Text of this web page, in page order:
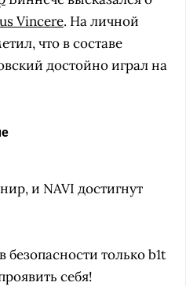
Vincere. На личной
что в составе
достойно играл на
и NAVI достигнут
безопасности только b1t
себя!